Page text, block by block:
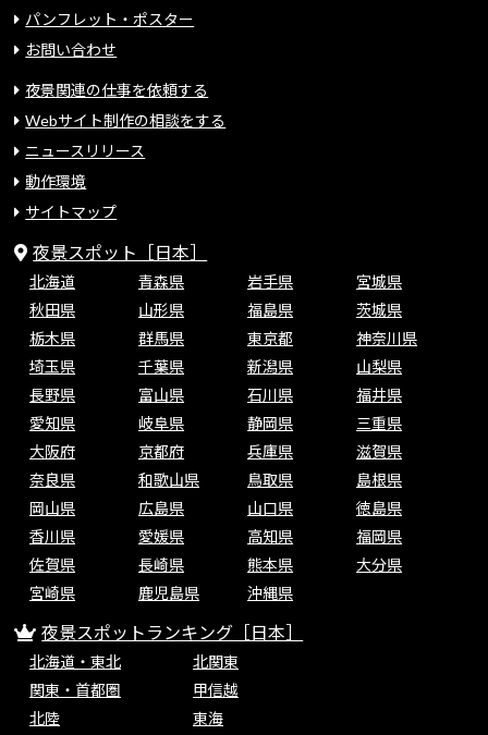
パンフレット・ポスター
お問い合わせ
夜景関連の仕事を依頼する
Webサイト制作の相談をする
ニュースリリース
動作環境
サイトマップ
夜景スポット［日本］
北海道 青森県 岩手県
宮城県
秋田県
山形県 福島県
茨城県
栃木県
群馬県 東京都
神奈川県
埼玉県
千葉県 新潟県
山梨県
長野県
富山県 石川県
福井県
愛知県
岐阜県 静岡県
三重県
大阪府
京都府 兵庫県
滋賀県
奈良県
和歌山県 鳥取県
島根県
岡山県
広島県 山口県
徳島県
香川県
愛媛県 高知県
福岡県
佐賀県
長崎県 熊本県
大分県
宮崎県
鹿児島県 沖縄県
夜景スポットランキング［日本］
北海道・東北
北関東
関東・首都圏
甲信越
北陸
東海